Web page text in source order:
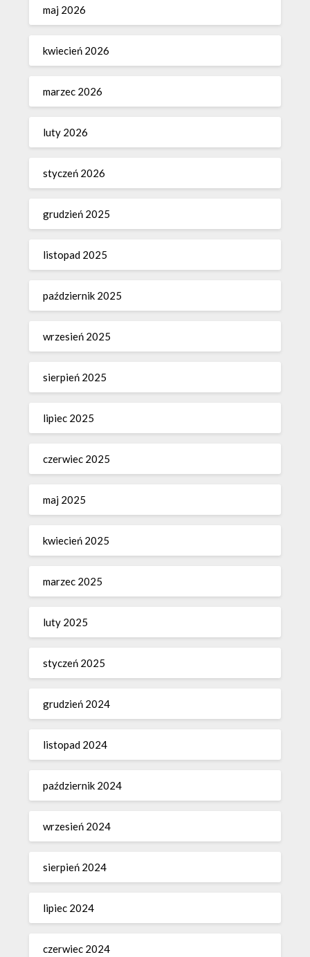
maj 2026
kwiecień 2026
marzec 2026
luty 2026
styczeń 2026
grudzień 2025
listopad 2025
październik 2025
wrzesień 2025
sierpień 2025
lipiec 2025
czerwiec 2025
maj 2025
kwiecień 2025
marzec 2025
luty 2025
styczeń 2025
grudzień 2024
listopad 2024
październik 2024
wrzesień 2024
sierpień 2024
lipiec 2024
czerwiec 2024